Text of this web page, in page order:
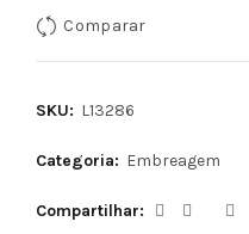
Comparar
SKU: L13286
Categoria: Embreagem
Compartilhar